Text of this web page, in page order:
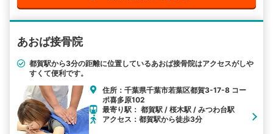
あおば接骨院
都賀駅から3分の距離に位置しているあおば接骨院はアクセスがしや
すくて便利です。
住所：千葉県千葉市若葉区都賀3-17-8 コー
ポ喜多原102
最寄り駅： 都賀駅 / 桜木駅 / みつわ台駅
アクセス：都賀駅から徒歩3分